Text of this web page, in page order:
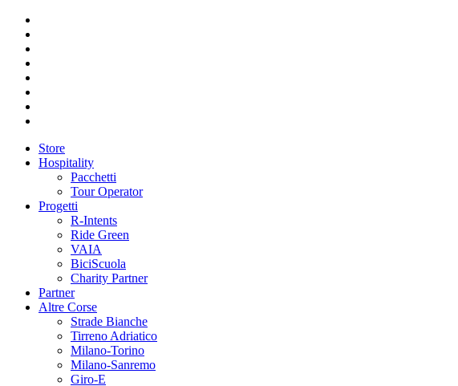
Store
Hospitality
Pacchetti
Tour Operator
Progetti
R-Intents
Ride Green
VAIA
BiciScuola
Charity Partner
Partner
Altre Corse
Strade Bianche
Tirreno Adriatico
Milano-Torino
Milano-Sanremo
Giro-E